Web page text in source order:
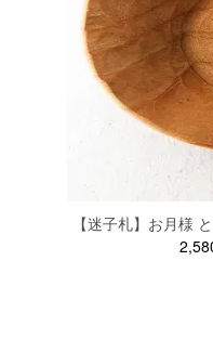
【迷子札】お月様